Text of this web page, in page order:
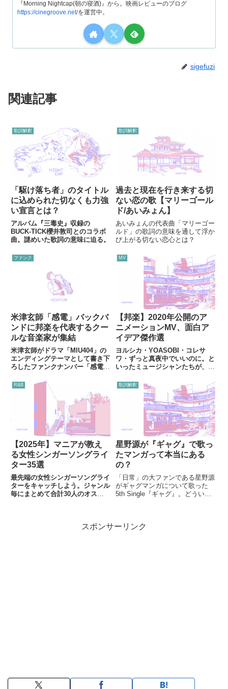
『Morning Nightcap(朝の寝酒)』から。映画レビューのブログ
https://cinegroove.net/を運営中。
sigefuzi
関連記事
歌詞解釈
「駆け落ち者」のタイトル
に込められた切なくも力強
い宣言とは？
アルバム『三毒史』収録の
BUCK-TICK櫻井敦司とのコラボ
曲。謎めいた歌詞の意味に迫る。
歌詞解釈
過去と現在を行き来する切
ない恋の歌【マリーゴール
ド/あいみょん】
あいみょんの代表曲「マリーゴー
ルド」の歌詞の意味を通して浮か
び上がる切ない恋心とは？
ファンク
米津玄師「感電」バックバ
ンドに邦楽を代表するクー
ルな音楽家が集結
米津玄師がドラマ「MIU404」の
エンディングテーマとして書き下
ろしたファンクナンバー「感電」
ールな音楽家たちが参加してい
た。
MV
【邦楽】2020年公開のア
ニメーションMV、面白ア
イデア傑作選
ヨルシカ・YOASOBI・コレサ
ワ・ずっと真夜中でいいのに。と
いったミュージシャンたちが、ヒ
メーションＭＶの世界に産み落と
された、2020年の傑作・奇作の
数々をご紹介。
R&B
【2025年】マニアが教え
る女性シンガーソングライ
ター35選
最先端の女性シンガーソングライ
ターをキャッチしよう。ジャンル
毎にまとめて合計30人のオスス
ク(カントリー・ブルース)、ピア
歌詞解釈
星野源が『ギャグ』で歌っ
たマンガって本当にある
の？
「日常」の大ファンである星野源
がギャグマンガについて歌った
5th Single『ギャグ』。どういっ
スポンサーリンク